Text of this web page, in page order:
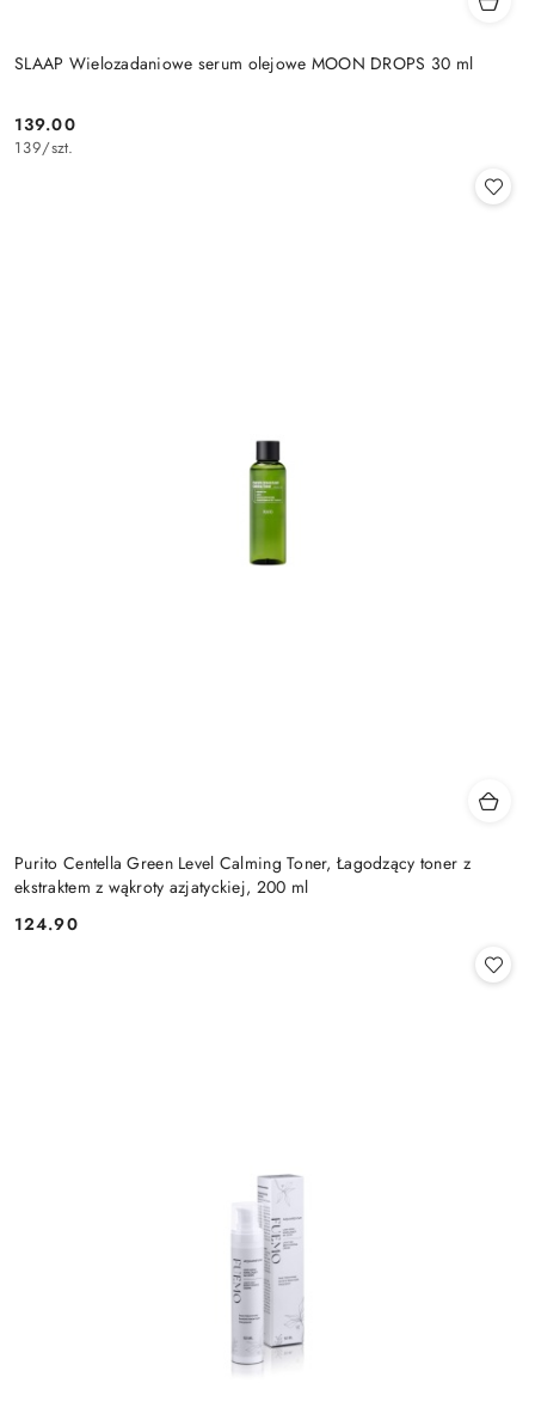
SLAAP Wielozadaniowe serum olejowe MOON DROPS 30 ml
Cena:
139.00
139/szt.
Purito Centella Green Level Calming Toner, Łagodzący toner z
ekstraktem z wąkroty azjatyckiej, 200 ml
Cena:
124.90